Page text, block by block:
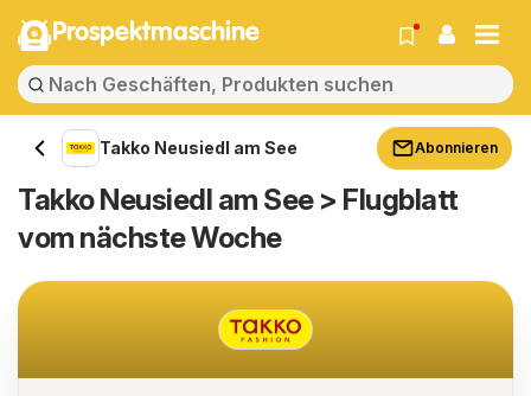
Prospektmaschine
Takko Neusiedl am See Abonnieren
Takko Neusiedl am See > Flugblatt
vom nächste Woche